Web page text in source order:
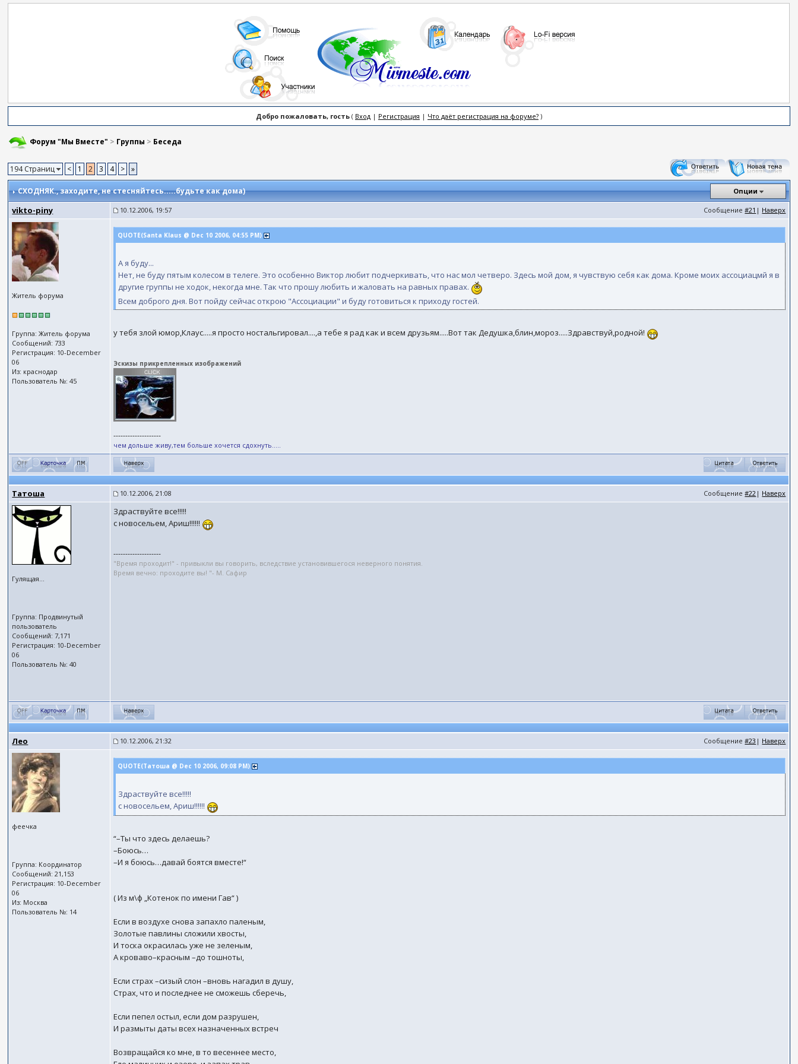
Добро пожаловать, гость( Вход| Регистрация | Что даёт регистрация на форуме?)
Форум "Мы Вместе" > Группы > Беседа
194 Страниц < 1 2 3 4 > »
СХОДНЯК., заходите, не стесняйтесь.....будьте как дома) Опции
vikto-piny 10.12.2006, 19:57 Сообщение#21 | Наверх
Житель форума
Группа: Житель форума
Сообщений: 733
Регистрация: 10-December
06
Из: краснодар
Пользователь №: 45
QUOTE(Santa Klaus @ Dec 10 2006, 04:55 PM)
А я буду...
Нет, не буду пятым колесом в телеге. Это особенно Виктор любит подчеркивать, что нас мол четверо. Здесь мой дом, я чувствую себя как дома. Кроме моих ассоциацмй я в
другие группы не ходок, некогда мне. Так что прошу любить и жаловать на равных правах.
Всем доброго дня. Вот пойду сейчас открою "Ассоциации" и буду готовиться к приходу гостей.
у тебя злой юмор,Клаус.....я просто ностальгировал....,а тебе я рад как и всем друзьям.....Вот так Дедушка,блин,мороз.....Здравствуй,родной!
Эскизы прикрепленных изображений
--------------------
чем дольше живу,тем больше хочется сдохнуть.....
Татоша 10.12.2006, 21:08 Сообщение#22 | Наверх
Гулящая...
Группа: Продвинутый
пользователь
Сообщений: 7,171
Регистрация: 10-December
06
Пользователь №: 40
Здраствуйте все!!!!!
с новосельем, Ариш!!!!!!
--------------------
"Время проходит!" - привыкли вы говорить, вследствие установившегося неверного понятия.
Время вечно: проходите вы! "- М. Сафир
Лео 10.12.2006, 21:32 Сообщение#23 | Наверх
феечка
Группа: Координатор
Сообщений: 21,153
Регистрация: 10-December
06
Из: Москва
Пользователь №: 14
QUOTE(Татоша @ Dec 10 2006, 09:08 PM)
Здраствуйте все!!!!!
с новосельем, Ариш!!!!!!
“–Ты что здесь делаешь?
–Боюсь…
–И я боюсь…давай боятся вместе!“
( Из м\ф „Котенок по имени Гав“ )
Если в воздухе снова запахло паленым,
Золотые павлины сложили хвосты,
И тоска окрасилась уже не зеленым,
А кроваво–красным –до тошноты,
Если страх –сизый слон –вновь нагадил в душу,
Страх, что и последнее не сможешь сберечь,
Если пепел остыл, если дом разрушен,
И размыты даты всех назначенных встреч
Возвращайся ко мне, в то весеннее место,